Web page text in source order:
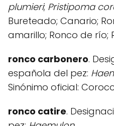
plumieri; Pristipoma
Bureteado; Canario;
amarillo; Ronco de río;
ronco carbonero.
española del pez:
Sinónimo oficial:
ronco catire.